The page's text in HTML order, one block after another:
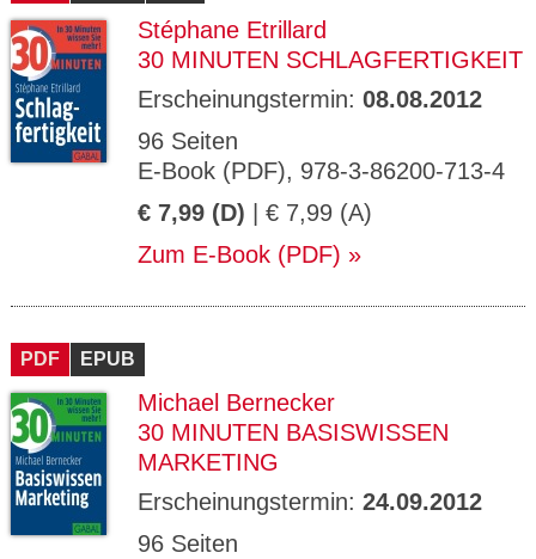
Stéphane Etrillard
30 MINUTEN SCHLAGFERTIGKEIT
Erscheinungstermin: 08.08.2012
96 Seiten
E-Book (PDF), 978-3-86200-713-4
€ 7,99 (D) | € 7,99 (A)
Zum E-Book (PDF)
PDF EPUB
Michael Bernecker
30 MINUTEN BASISWISSEN
MARKETING
Erscheinungstermin: 24.09.2012
96 Seiten